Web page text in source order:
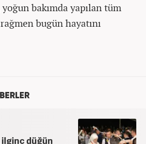
bakımda yapılan tüm
bugün hayatını
düğün